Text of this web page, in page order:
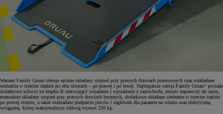
Wariant Family Gruau oferuje ręcznie składany stopień przy prawych drzwiach przesuwnych oraz rozkładane
siedzenia w trzecim rzędzie po obu stronach – po prawej i po lewej. Najbogatsza wersja Family Gruau+ posiada
dodatkowo uchwyt na słupku B ułatwiający wsiadanie i wysiadanie z samochodu, zestaw naprawczy do opon,
manualnie składany stopień przy prawych drzwiach bocznych, dodatkowe składane siedzenie w trzecim rzędzie
po prawej stronie, a także rozkładane podparcie pleców i zagłówek dla pasażera na wózku oraz elektryczną
wciągarkę, której maksymalnym udźwig wynosi 250 kg.